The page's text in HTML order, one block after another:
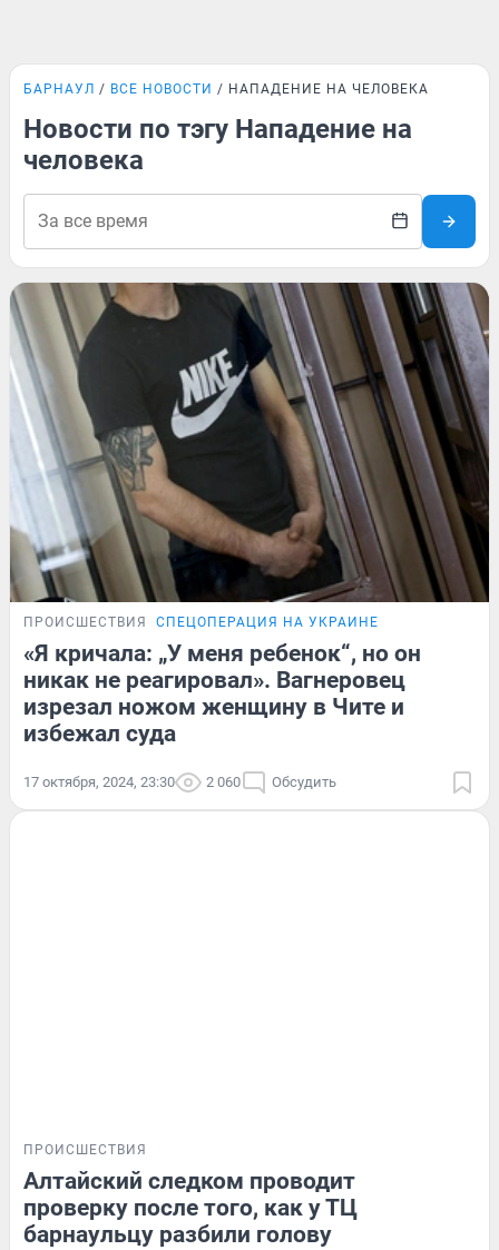
БАРНАУЛ ВСЕ НОВОСТИ НАПАДЕНИЕ НА ЧЕЛОВЕКА
Новости по тэгу Нападение на
человека
ПРОИСШЕСТВИЯ СПЕЦОПЕРАЦИЯ НА УКРАИНЕ
«Я кричала: „У меня ребенок“, но он
никак не реагировал». Вагнеровец
изрезал ножом женщину в Чите и
избежал суда
17 октября, 2024, 23:30 2 060 Обсудить
ПРОИСШЕСТВИЯ
Алтайский следком проводит
проверку после того, как у ТЦ
барнаульцу разбили голову